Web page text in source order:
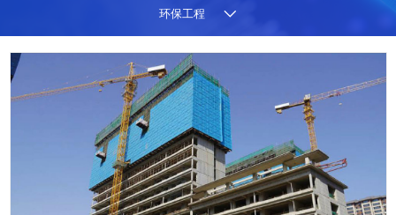
环保工程